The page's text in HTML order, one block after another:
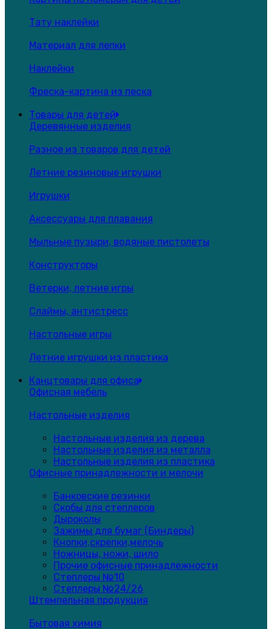
Тату наклейки
Материал для лепки
Наклейки
Фреска-картина из песка
Товары для детей
Деревянные изделия
Разное из товаров для детей
Летние резиновые игрушки
Игрушки
Аксессуары для плавания
Мыльные пузыри, водяные пистолеты
Конструкторы
Ветерки, летние игры
Слаймы, антистресс
Настольные игры
Летние игрушки из пластика
Канцтовары для офиса
Офисная мебель
Настольные изделия
Настольные изделия из дерева
Настольные изделия из металла
Настольные изделия из пластика
Офисные принадлежности и мелочи
Банковские резинки
Скобы для степлеров
Дыроколы
Зажимы для бумаг (Биндеры)
Кнопки,скрепки,мелочь
Ножницы, ножи, шило
Прочие офисные принадлежности
Степлеры №10
Степлеры №24/26
Штемпельная продукция
Бытовая химия